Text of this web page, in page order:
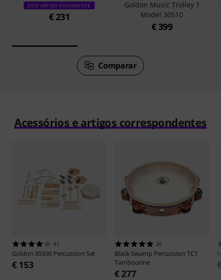
ESTE ARTIGO EXATAMENTE
€ 231
Goldon Music Trolley 1
Model 30510
€ 399
Comparar
Acessórios e artigos correspondentes
41
Goldon 30300 Percussion Set
€ 153
26
Black Swamp Percussion TC1
Tambourine
€ 277